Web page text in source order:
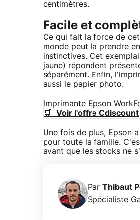
centimètres.
Facile et
Ce qui fait la force de
monde peut la prendre
instinctives. Cet
jaune) répondent
séparément. Enfin,
aussi le papier photo.
Imprimante Epson
🛒 Voir l'offre Cdiscount
Une fois de plus, Epson
pour toute la famille.
avant que les stocks ne
Par Thibaut
Spécialiste